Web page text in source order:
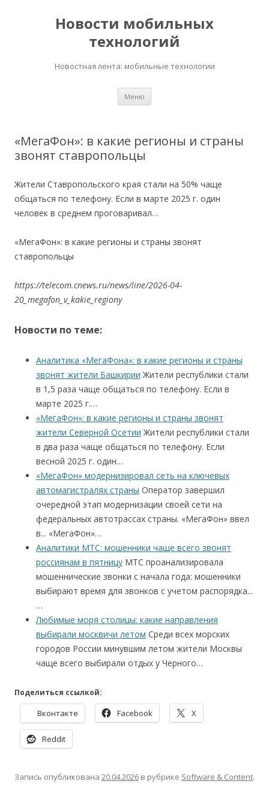
Новости мобильных
технологий
Новостная лента: мобильные технологии
Меню
«МегаФон»: в какие регионы и страны
звонят ставропольцы
Жители Ставропольского края стали на 50% чаще
общаться по телефону. Если в марте 2025 г. один
человек в среднем проговаривал…
«МегаФон»: в какие регионы и страны звонят
ставропольцы
https://telecom.cnews.ru/news/line/2026-04-
20_megafon_v_kakie_regiony
Новости по теме:
Аналитика «МегаФона»: в какие регионы и страны
звонят жители Башкирии Жители республики стали
в 1,5 раза чаще общаться по телефону. Если в
марте 2025 г.…
«МегаФон»: в какие регионы и страны звонят
жители Северной Осетии Жители республики стали
в два раза чаще общаться по телефону. Если
весной 2025 г. один…
«МегаФон» модернизировал сеть на ключевых
автомагистралях страны Оператор завершил
очередной этап модернизации своей сети на
федеральных автотрассах страны. «МегаФон» ввел
в... «МегаФон»…
Аналитики МТС: мошенники чаще всего звонят
россиянам в пятницу МТС проанализировала
мошеннические звонки с начала года: мошенники
выбирают время для звонков с учетом распорядка...
…
Любимые моря столицы: какие направления
выбирали москвичи летом Среди всех морских
городов России минувшим летом жители Москвы
чаще всего выбирали отдых у Черного…
Поделиться ссылкой:
Вконтакте Facebook X
Reddit
Запись опубликована 20.04.2026 в рубрике Software & Content.